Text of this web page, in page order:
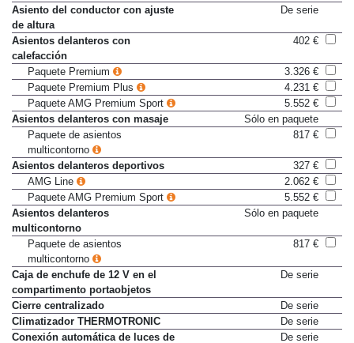
Paquete Premium Plus
4.231 €
Asiento del conductor con ajuste
de altura
Asientos delanteros con
calefacción
Paquete Premium
3.326 €
Paquete Premium Plus
4.231 €
Paquete AMG Premium Sport
5.552 €
Asientos delanteros con masaje
Sólo en paquete
Paquete de asientos
multicontorno
Asientos delanteros deportivos
327 €
AMG Line
2.062 €
Paquete AMG Premium Sport
5.552 €
Asientos delanteros
multicontorno
Paquete de asientos
multicontorno
Caja de enchufe de 12 V en el
compartimento portaobjetos
Cierre centralizado
De serie
Climatizador THERMOTRONIC
De serie